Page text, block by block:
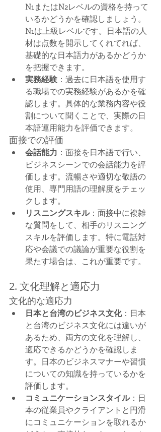
N1またはN2レベルの資格を持って
いるかどうかを確認しましょう。
N1は上級レベルです。日本語の人
材は点数を開示してくれてれば、
基礎的な日本語力があるかどうか
を把握できます。
実務経験 ：過去に日本語を使用す
る職場での実務経験があるかを確
認します。具体的な業務内容や役
割について聞くことで、実際の日
本語運用能力を評価できます。
面接での評価
会話能力 ：面接を日本語で行い、
ビジネスシーンでの会話能力を評
価します。流暢さや適切な敬語の
使用、専門用語の理解度をチェッ
クします。
リスニングスキル：面接中に複雑
な質問をして、相手のリスニング
スキルを評価します。特に電話対
応や会議での議論が重要な役割を
果たす場合は、これが重要です。
2. 文化理解と適応力
文化的な適応力
日本と台湾のビジネス文化：日本
と台湾のビジネス文化には違いが
あるため、両方の文化を理解し、
適応できるかどうかを確認しま
す。日本のビジネスマナーや習慣
についての知識を持っているかを
評価します。
コミュニケーションスタイル：日
本の従業員やクライアントと円滑
にコミュニケーションを取れるか